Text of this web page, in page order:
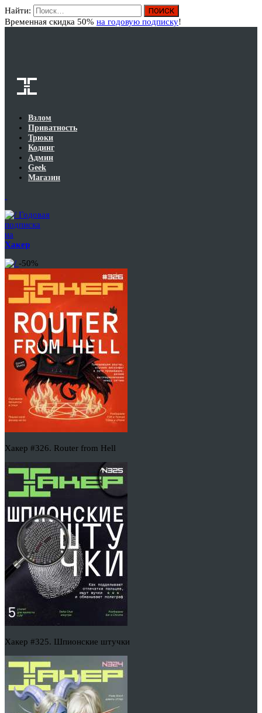
Найти:
Временная скидка 50% на годовую подписку!
Взлом
Приватность
Трюки
Кодинг
Админ
Geek
Магазин
Годовая
подписка
на
Хакер
-50%
Хакер #326. Router from Hell
Хакер #325. Шпионские штучки